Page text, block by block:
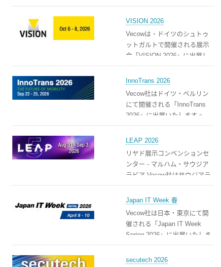
2026」に出展します。
VISION 2026
Vecowは、ドイツのシュトゥ
ットガルトで開催される展示
会「VISION 2026」に出展し
ます。
InnoTrans 2026
Vecow社はドイツ・ベルリン
にて開催される「InnoTrans
2026」に出展いたします。
LEAP 2026
リヤド展示コンベンションセ
ンター - マルハム・サウジア
ラビア Vecow社はサウジアラ
ビア・マルハム、リヤド展示
コンベンションセンター
「LEAP 2026」に出展いたし
ます。
Japan IT Week 春
Vecow社は日本・東京にて開
催される「Japan IT Week
Spring 2026」に出展いたしま
す。
secutech 2026